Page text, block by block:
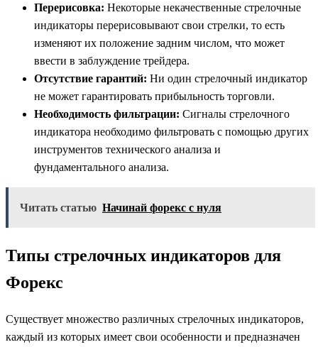
Перерисовка: Некоторые некачественные стрелочные
индикаторы перерисовывают свои стрелки, то есть
изменяют их положение задним числом, что может
ввести в заблуждение трейдера.
Отсутствие гарантий: Ни один стрелочный индикатор
не может гарантировать прибыльность торговли.
Необходимость фильтрации: Сигналы стрелочного
индикатора необходимо фильтровать с помощью других
инструментов технического анализа и
фундаментального анализа.
Читать статью Начинай форекс с нуля
Типы стрелочных индикаторов для
Форекс
Существует множество различных стрелочных индикаторов,
каждый из которых имеет свои особенности и предназначен